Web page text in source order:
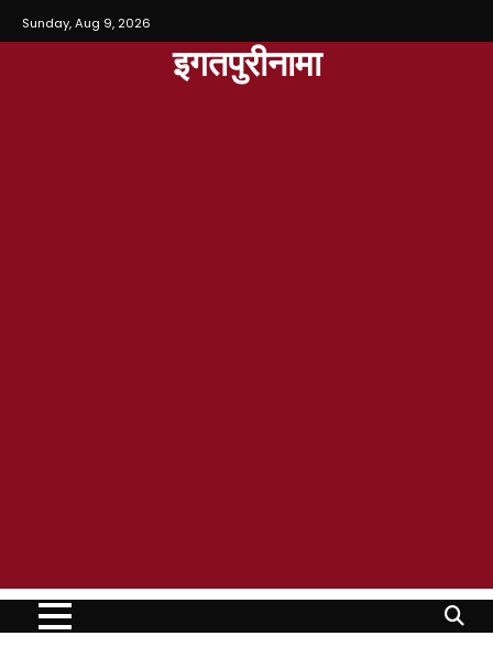
Sunday, Aug 9, 2026
इगतपुरीनामा